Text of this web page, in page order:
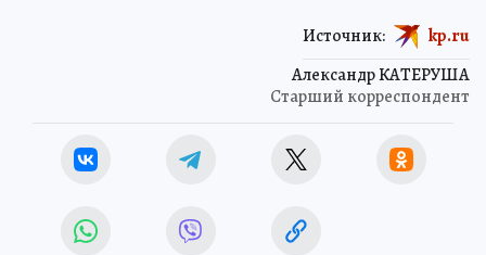
Александр КАТЕРУША
Старший корреспондент
Источник: kp.ru